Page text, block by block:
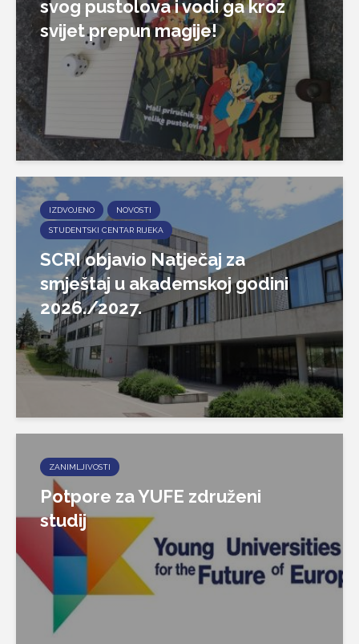
svog pustolova i vodi ga kroz
svijet prepun magije!
IZDVOJENO NOVOSTI
STUDENTSKI CENTAR RIJEKA
SCRI objavio Natječaj za
smještaj u akademskoj godini
2026./2027.
ZANIMLJIVOSTI
Potpore za YUFE združeni
studij